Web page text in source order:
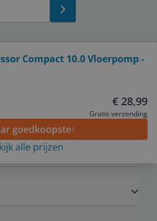
Compact 10.0 Vloerpomp -
€ 28,99
Gratis verzending
goedkoopste
alle prijzen